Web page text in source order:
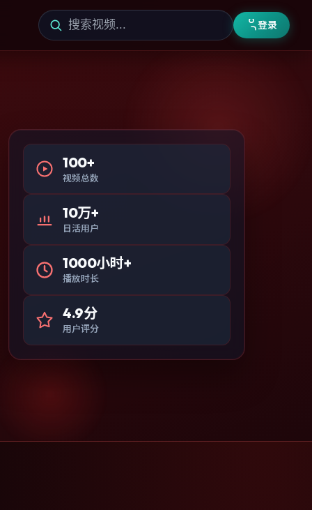
登录
100+
视频总数
10万+
日活用户
1000小时+
播放时长
4.9分
用户评分